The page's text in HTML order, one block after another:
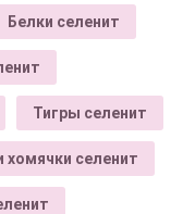
Белки селенит
Тигры селенит
селенит